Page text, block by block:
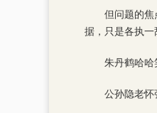
但问题的焦
据，只是各执
朱丹鹤哈哈
公孙隐老怀